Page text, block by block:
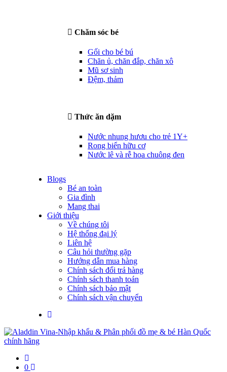
Chăm sóc bé
Gối cho bé bú
Chăn ủ, chăn đắp, chăn xô
Mũ sơ sinh
Đệm, thảm
Thức ăn dặm
Nước nhung hươu cho trẻ 1Y+
Rong biển hữu cơ
Nước lê và rễ hoa chuông đen
Blogs
Bé an toàn
Gia đình
Mang thai
Giới thiệu
Về chúng tôi
Hệ thống đại lý
Liên hệ
Câu hỏi thường gặp
Hướng dẫn mua hàng
Chính sách đổi trả hàng
Chính sách thanh toán
Chính sách bảo mật
Chính sách vận chuyển
0